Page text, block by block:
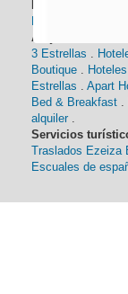
Alojamiento:
3 Estrellas .
Boutique . Hoteles
Estrellas . Apart
Bed & Breakfast .
alquiler .
Servicios
Traslados Ezeiza
Escuales de